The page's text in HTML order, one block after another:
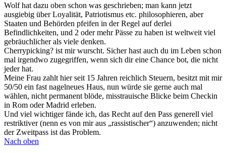
Wolf hat dazu oben schon was geschrieben; man kann jetzt
ausgiebig über Loyalität, Patriotismus etc. philosophieren, aber
Staaten und Behörden pfeifen in der Regel auf derlei
Befindlichkeiten, und 2 oder mehr Pässe zu haben ist weltweit viel
gebräuchlicher als viele denken.
Cherrypicking? ist mir wurscht. Sicher hast auch du im Leben schon
mal irgendwo zugegriffen, wenn sich dir eine Chance bot, die nicht
jeder hat.
Meine Frau zahlt hier seit 15 Jahren reichlich Steuern, besitzt mit mir
50/50 ein fast nagelneues Haus, nun würde sie gerne auch mal
wählen, nicht permanent blöde, misstrauische Blicke beim Checkin
in Rom oder Madrid erleben.
Und viel wichtiger fände ich, das Recht auf den Pass generell viel
restriktiver (nenn es von mir aus „rassistischer“) anzuwenden; nicht
der Zweitpass ist das Problem.
Nach oben